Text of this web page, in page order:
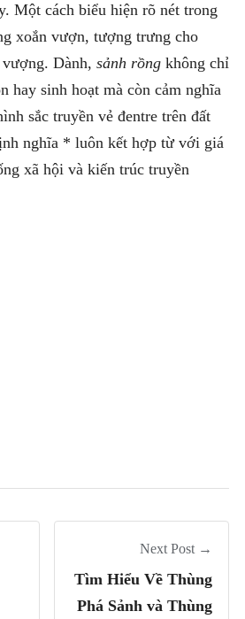
Một cách biểu hiện rõ nét trong
xoắn vượn, tượng trưng cho
Dành, sảnh rồng không chỉ
hay sinh hoạt mà còn cảm nghĩa
sắc truyền vẻ đentre trên đất
nghĩa * luôn kết hợp từ với giá
xã hội và kiến trúc truyền
Next Post →
Tìm Hiểu Về Thùng
Phá Sảnh và Thùng